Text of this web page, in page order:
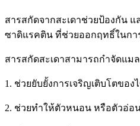
สารสกัดจากสะเดาช่วยป้องกัน แ
ซาดิแรคติน ที่ช่วยออกฤทธิ์ในกา
สารสกัดสะเดาสามารถกำจัดแม
1. ช่วยยับยั้งการเจริญเติบโตขอ
2. ช่วยทำให้ตัวหนอน หรือตัวอ่อ